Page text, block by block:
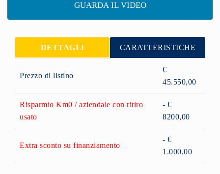
GUARDA IL VIDEO
DETTAGLI CARATTERISTICHE
Prezzo di listino
€
45.550,00
Risparmio Km0 / aziendale con ritiro
usato
- €
8200,00
Extra sconto su finanziamento
- €
1.000,00